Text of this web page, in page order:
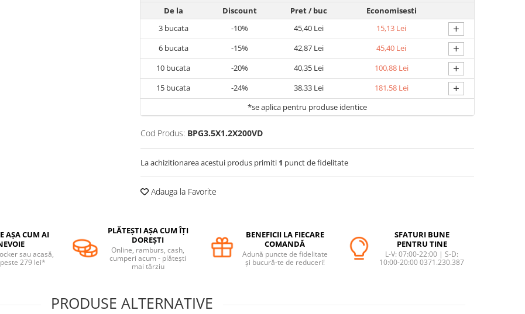
De la
Discount Pret/ buc
Economisesti
3bucata -10% 45,40 Lei 15,13 Lei +
6bucata -15% 42,87 Lei 45,40 Lei +
10 bucata -20% 40,35 Lei 100,88 Lei +
15 bucata -24% 38,33 Lei 181,58 Lei +
*se aplica pentru produse identice
Cod Produs: BPG3.5X1.2X200VD
La achizitionarea acestui produs primiti 1 punct de fidelitate
Adauga la Favorite
AȘA CUM AI
sau acasă,
279 lei*
PLĂTEȘTI AȘA CUM ÎȚI
DOREȘTI
Online, ramburs, cash,
cumperi acum - plătești
mai târziu
BENEFICII LA FIECARE
COMANDĂ
Adună puncte de fidelitate
și bucură-te de reduceri!
SFATURI BUNE
PENTRU TINE
L-V: 07:00-22:00 | S-D:
10:00-20:00 0371.230.387
PRODUSE ALTERNATIVE